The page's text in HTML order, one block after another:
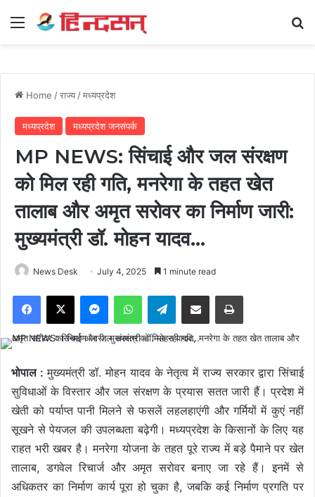
Menu
Home /राज्य /मध्यप्रदेश
मध्यप्रदेश मध्यप्रदेश जनसंपर्क
MP NEWS: सिंचाई और जल संरक्षण
को मिल रही गति, मनरेगा के तहत खेत
तालाब और अमृत सरोवर का निर्माण जारी:
मुख्यमंत्री डॉ. मोहन यादव…
News Desk July 4, 2025 1 minute read
Facebook
X MessengerWhatsAppTelegramShare via Email Print
भोपाल :मुख्यमंत्री डॉ. मोहन यादव के नेतृत्व में राज्य सरकार द्वारा सिंचाई
सुविधाओं के विस्तार और जल संरक्षण के प्रयास सतत जारी हैं। प्रदेश में
खेती को पर्याप्त पानी मिलने से फसलें लहलहाएंगी और गर्मियों में कुएं नहीं
सूखने से पेयजल की उपलब्धता बढ़ेगी। मध्यप्रदेश के किसानों के लिए यह
राहत भरी खबर है। मनरेगा योजना के तहत पूरे राज्य में बड़े पैमाने पर खेत
तालाब, डगवेल रिचार्ज और अमृत सरोवर बनाए जा रहे हैं। इनमें से
अधिकतर का निर्माण कार्य पूरा हो चुका है, जबकि कई निर्माण प्रगति पर